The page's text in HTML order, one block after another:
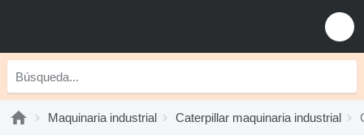
Maquinaria industrial Caterpillar maquinaria industrial